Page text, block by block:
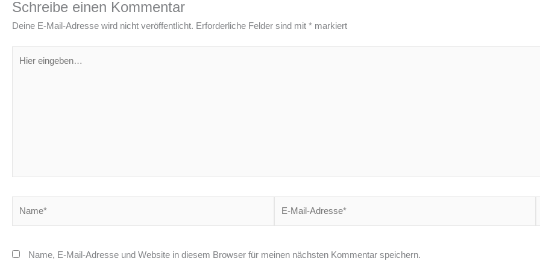
Schreibe einen Kommentar
Deine E-Mail-Adresse wird nicht veröffentlicht. Erforderliche Felder sind mit * markiert
eingeben…
Mail-
Name, E-Mail-Adresse und Website in diesem Browser für meinen nächsten Kommentar speichern.